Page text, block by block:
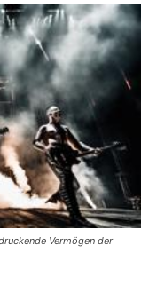
Vermögen der